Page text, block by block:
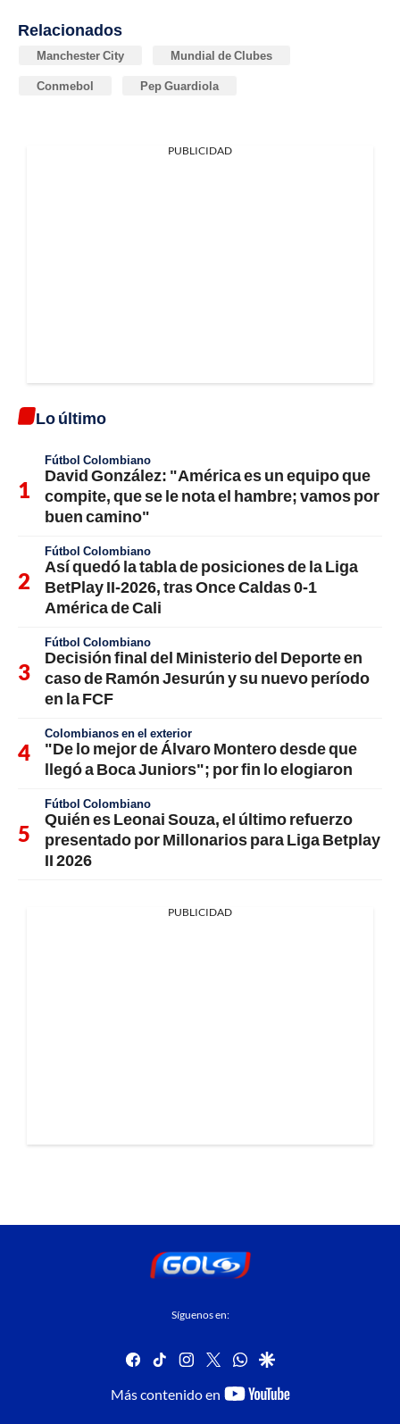
Relacionados
Manchester City Mundial de Clubes
Conmebol Pep Guardiola
PUBLICIDAD
Lo último
Fútbol Colombiano
David González: "América es un equipo que
compite, que se le nota el hambre; vamos por
buen camino"
Fútbol Colombiano
Así quedó la tabla de posiciones de la Liga
BetPlay II-2026, tras Once Caldas 0-1
América de Cali
Fútbol Colombiano
Decisión final del Ministerio del Deporte en
caso de Ramón Jesurún y su nuevo período
en la FCF
Colombianos en el exterior
"De lo mejor de Álvaro Montero desde que
llegó a Boca Juniors"; por fin lo elogiaron
Fútbol Colombiano
Quién es Leonai Souza, el último refuerzo
presentado por Millonarios para Liga Betplay
II 2026
PUBLICIDAD
Síguenos en:
facebook
tiktok instagram
twitterwhatsapp
google
Más contenido en
youtube-